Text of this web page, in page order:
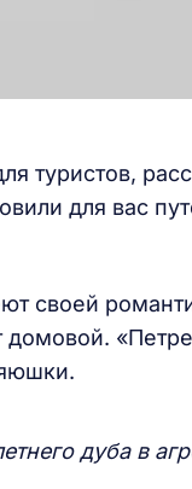
туристов,
для вас
своей
дуба в